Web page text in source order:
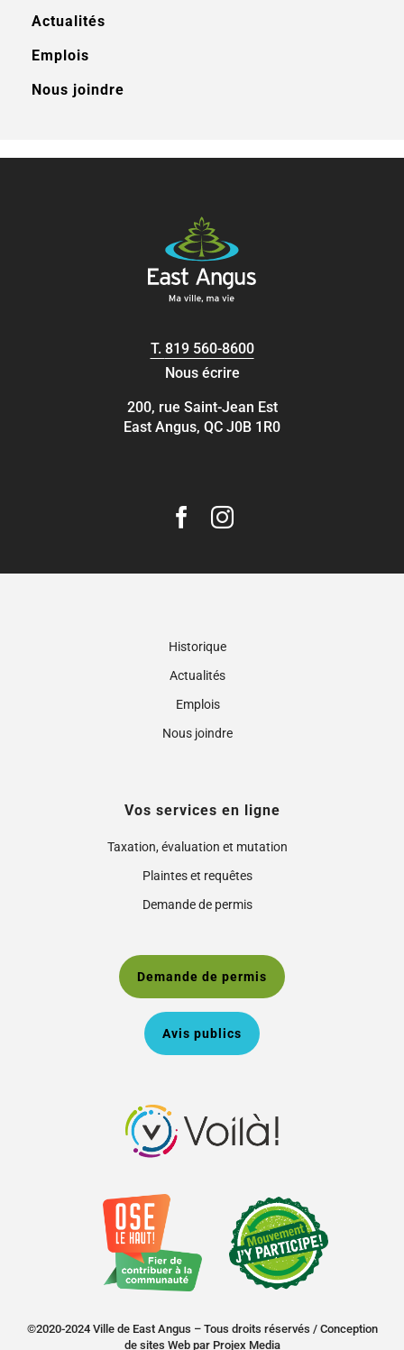
Actualités
Emplois
Nous joindre
T. 819 560-8600
Nous écrire
200, rue Saint-Jean Est
East Angus, QC J0B 1R0
Historique
Actualités
Emplois
Nous joindre
Vos services en ligne
Taxation, évaluation et mutation
Plaintes et requêtes
Demande de permis
Demande de permis
Avis publics
©2020-2024 Ville de East Angus – Tous droits réservés / Conception
de sites Webpar Projex Media